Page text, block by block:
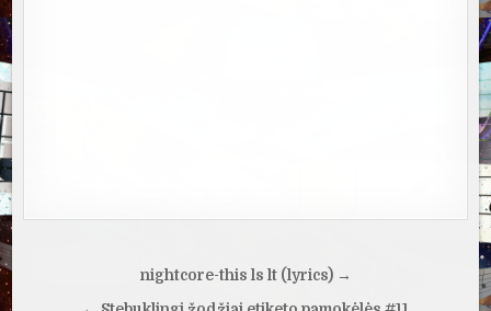
Navigacijanightcore-this ls lt (lyrics) →